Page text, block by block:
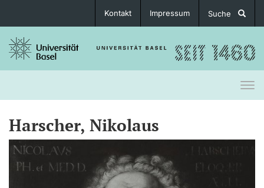
Kontakt Impressum Suche
Harscher, Nikolaus